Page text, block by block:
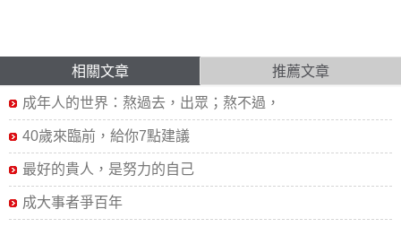
相關文章 推薦文章
成年人的世界：熬過去，出眾；熬不過，
40歲來臨前，給你7點建議
最好的貴人，是努力的自己
成大事者爭百年